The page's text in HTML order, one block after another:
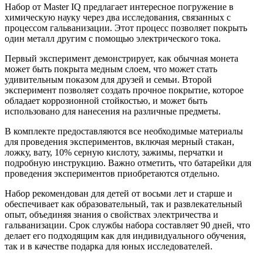
Набор от Master IQ предлагает интересное погружение в
химическую науку через два исследования, связанных с
процессом гальванизации. Этот процесс позволяет покрыть
один металл другим с помощью электрического тока.
Первый эксперимент демонстрирует, как обычная монета
может быть покрыта медным слоем, что может стать
удивительным показом для друзей и семьи. Второй
эксперимент позволяет создать прочное покрытие, которое
обладает коррозионной стойкостью, и может быть
использовано для нанесения на различные предметы.
В комплекте предоставляются все необходимые материалы
для проведения экспериментов, включая мерный стакан,
ложку, вату, 10% серную кислоту, зажимы, перчатки и
подробную инструкцию. Важно отметить, что батарейки для
проведения экспериментов приобретаются отдельно.
Набор рекомендован для детей от восьми лет и старше и
обеспечивает как образовательный, так и развлекательный
опыт, объединяя знания о свойствах электричества и
гальванизации. Срок службы набора составляет 90 дней, что
делает его подходящим как для индивидуального обучения,
так и в качестве подарка для юных исследователей.